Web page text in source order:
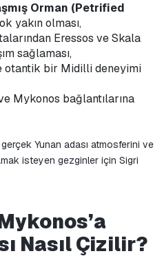
Orman (Petrified
yakın olması,
Eressos ve Skala
sağlaması,
otantik bir Midilli deneyimi
Mykonos bağlantılarına
Yunan adası atmosferini ve
isteyen gezginler için Sigri
Nasıl Çizilir?